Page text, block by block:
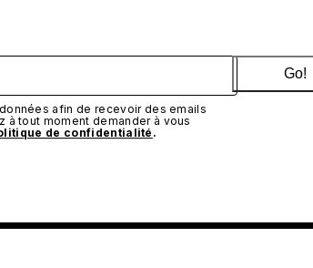
afin de recevoir des emails
à tout moment demander à vous
de confidentialité .
Go!